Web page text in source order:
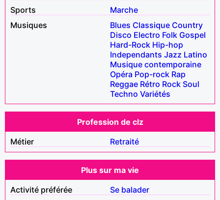
Sports
Marche
Musiques
Blues Classique Country
Disco Electro Folk Gospel
Hard-Rock Hip-hop
Independants Jazz Latino
Musique contemporaine
Opéra Pop-rock Rap
Reggae Rétro Rock Soul
Techno Variétés
Profession de clz
Métier
Retraité
Plus sur ma vie
Activité préférée
Se balader